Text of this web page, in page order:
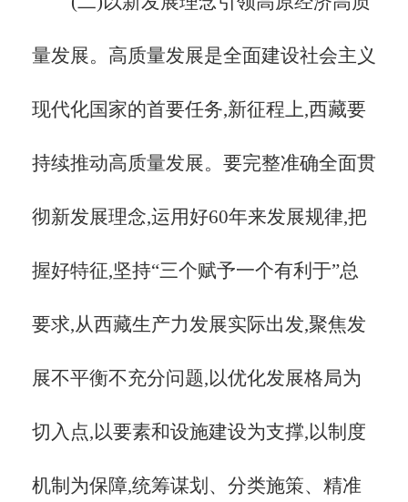
量发展。高质量发展是全面建设社会主义
现代化国家的首要任务,新征程上,西藏要
持续推动高质量发展。要完整准确全面贯
彻新发展理念,运用好60年来发展规律,把
握好特征,坚持“三个赋予一个有利于”总
要求,从西藏生产力发展实际出发,聚焦发
展不平衡不充分问题,以优化发展格局为
切入点,以要素和设施建设为支撑,以制度
机制为保障,统筹谋划、分类施策、精准